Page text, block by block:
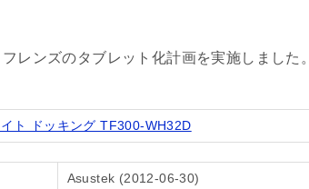
レンズのタブレット化計画を実施しました。
ト ドッキング TF300-WH32D
Asustek (2012-06-30)